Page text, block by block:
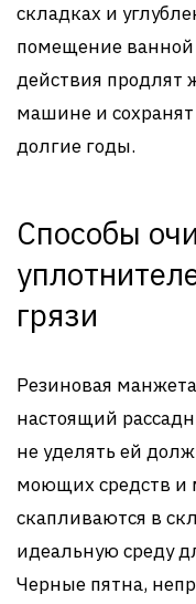
складках и
помещение
действия продлят
машине и
долгие годы.
Способы
грязи
Резиновая
настоящий
не уделять ей
моющих средств и
скапливаются в
идеальную среду
Черные пятна,